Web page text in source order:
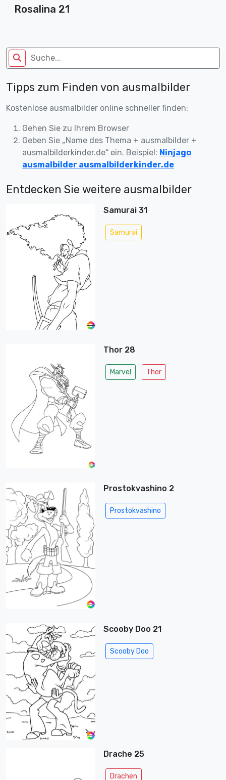
Rosalina 21
Tipps zum Finden von ausmalbilder
Kostenlose ausmalbilder online schneller finden:
Gehen Sie zu Ihrem Browser
Geben Sie „Name des Thema + ausmalbilder +
ausmalbilderkinder.de“ ein. Beispiel: Ninjago
ausmalbilder ausmalbilderkinder.de
Entdecken Sie weitere ausmalbilder
Samurai 31
Samurai
Thor 28
Marvel Thor
Prostokvashino 2
Prostokvashino
Scooby Doo 21
Scooby Doo
Drache 25
Drachen